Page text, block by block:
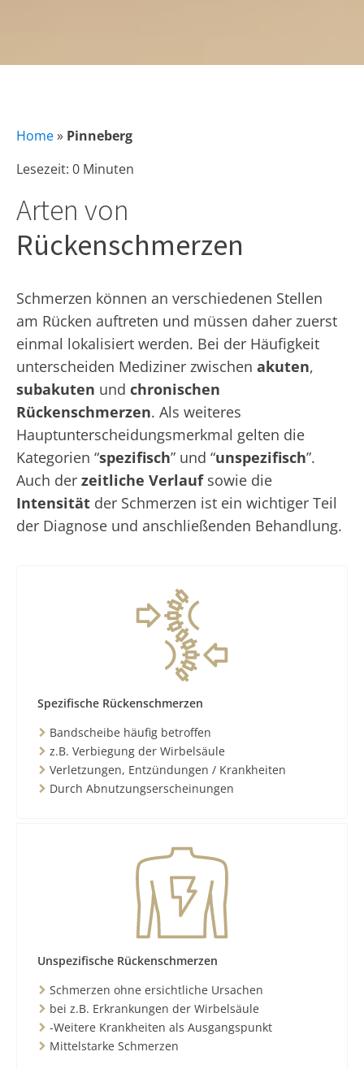
Home» Pinneberg
Lesezeit: 0 Minuten
Arten von
Rückenschmerzen
Schmerzen können an verschiedenen Stellen
am Rücken auftreten und müssen daher zuerst
einmal lokalisiert werden. Bei der Häufigkeit
unterscheiden Mediziner zwischen akuten,
subakuten und chronischen
Rückenschmerzen. Als weiteres
Hauptunterscheidungsmerkmal gelten die
Kategorien “spezifisch” und “unspezifisch”.
Auch der zeitliche Verlauf sowie die
Intensität der Schmerzen ist ein wichtiger Teil
der Diagnose und anschließenden Behandlung.
Spezifische Rückenschmerzen
Bandscheibe häufig betroffen
z.B. Verbiegung der Wirbelsäule
Verletzungen, Entzündungen / Krankheiten
Durch Abnutzungserscheinungen
Unspezifische Rückenschmerzen
Schmerzen ohne ersichtliche Ursachen
bei z.B. Erkrankungen der Wirbelsäule
-Weitere Krankheiten als Ausgangspunkt
Mittelstarke Schmerzen